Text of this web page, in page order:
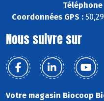
Téléphone
Coordonnées GPS :
Nous suivre sur
Votre magasin Biocoop